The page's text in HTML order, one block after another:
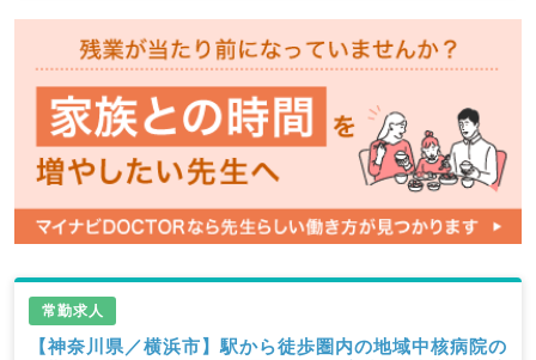
常勤求人
【神奈川県／横浜市】駅から徒歩圏内の地域中核病院の